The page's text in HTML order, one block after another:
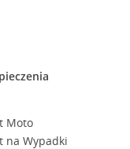
Moto
na Wypadki